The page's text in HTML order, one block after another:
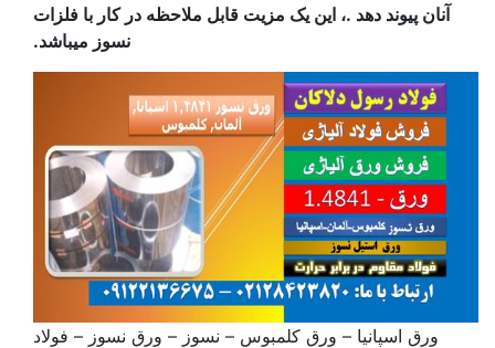
آنان پیوند دهد .، این یک مزیت قابل ملاحظه در کار با فلزات
نسوز میباشد.
ورق اسپانیا – ورق کلمبوس – نسوز – ورق نسوز – فولاد